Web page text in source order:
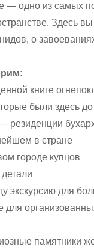
— одно из самых
Здесь вы
о
книге
были здесь
резиденции
в стране
городе купцов
экскурсию для
для
памятники